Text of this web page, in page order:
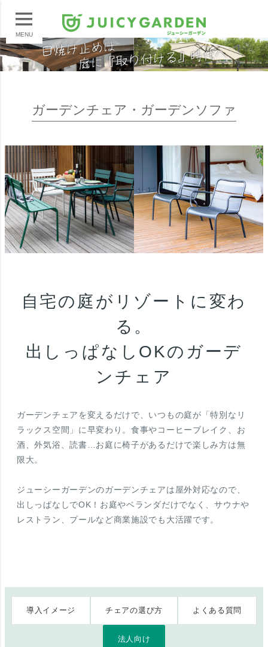
MENU
ガーデンチェア・ガーデンソファ
自宅の庭がリゾートに変わ
る。
出しっぱなしOKのガーデ
ンチェア
ガーデンチェアを変えるだけで、いつもの庭が「特別なリ
ラックス空間」に早変わり。食事やコーヒーブレイク、お
酒、外気浴、読書…お庭に椅子があるだけで楽しみ方は無
限大。
ジューシーガーデンのガーデンチェアは屋外対応なので、
出しっぱなしでOK！お庭やベランダだけでなく、サウナや
レストラン、プールなど商業施設でも大活躍です。
導入イメージ チェアの選び方 よくある質問
法人向け